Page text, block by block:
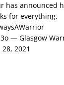
has announced
for everything,
— Glasgow
2021